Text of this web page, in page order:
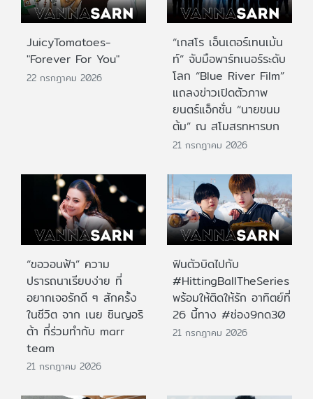
JuicyTomatoes-
"Forever For You"
22 กรกฎาคม 2026
“เกสโร เอ็นเตอร์เทนเม้น
ท์” จับมือพาร์ทเนอร์ระดับ
โลก “Blue River Film”
แถลงข่าวเปิดตัวภาพ
ยนตร์แอ็กชั่น “นายขนม
ต้ม” ณ สโมสรทหารบก
21 กรกฎาคม 2026
“ขอวอนฟ้า” ความ
ปรารถนาเรียบง่าย ที่
อยากเจอรักดี ๆ สักครั้ง
ในชีวิต จาก เนย ซินญอริ
ต้า ที่ร่วมทำกับ marr
team
21 กรกฎาคม 2026
ฟินตัวบิดไปกับ
#HittingBallTheSeries
พร้อมให้ติดให้รัก อาทิตย์ที่
26 นี้ทาง #ช่อง9กด30
21 กรกฎาคม 2026